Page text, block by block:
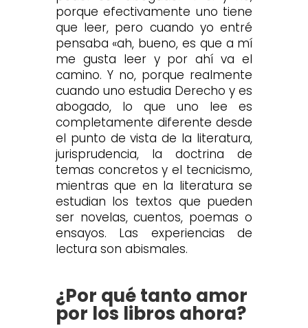
porque efectivamente uno tiene
que leer, pero cuando yo entré
pensaba «ah, bueno, es que a mí
me gusta leer y por ahí va el
camino. Y no, porque realmente
cuando uno estudia Derecho y es
abogado, lo que uno lee es
completamente diferente desde
el punto de vista de la literatura,
jurisprudencia, la doctrina de
temas concretos y el tecnicismo,
mientras que en la literatura se
estudian los textos que pueden
ser novelas, cuentos, poemas o
ensayos. Las experiencias de
lectura son abismales.
¿Por qué tanto amor
por los libros ahora?